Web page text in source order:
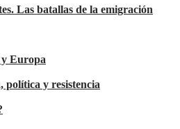
Las batallas de la emigración
Europa
y resistencia